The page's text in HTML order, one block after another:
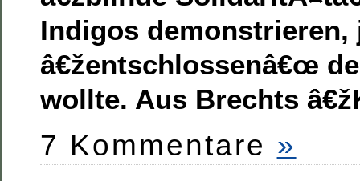
Indigos demonstrieren,
â€žentschlossenâ€œ
wollte. Aus Brechts
7 Kommentare »